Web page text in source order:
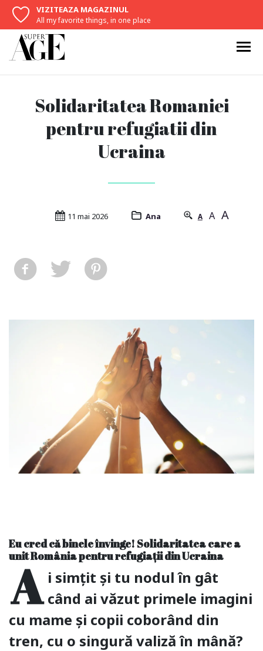
VIZITEAZA MAGAZINUL
All my favorite things, in one place
Solidaritatea Romaniei
pentru refugiatii din
Ucraina
11 mai 2026 Ana A A A
Eu cred că binele învinge! Solidaritatea care a
unit România pentru refugiații din Ucraina
A i simțit și tu nodul în gât
când ai văzut primele imagini
cu mame și copii coborând din
tren, cu o singură valiză în mână?